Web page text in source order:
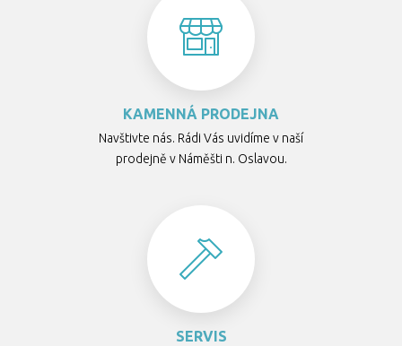
KAMENNÁ PRODEJNA
Navštivte nás. Rádi Vás uvidíme v naší
prodejně v Náměšti n. Oslavou.
SERVIS